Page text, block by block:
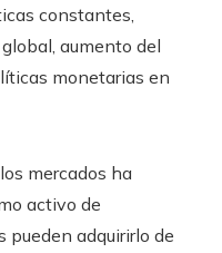
constantes,
aumento del
monetarias en
mercados ha
activo de
pueden adquirirlo de